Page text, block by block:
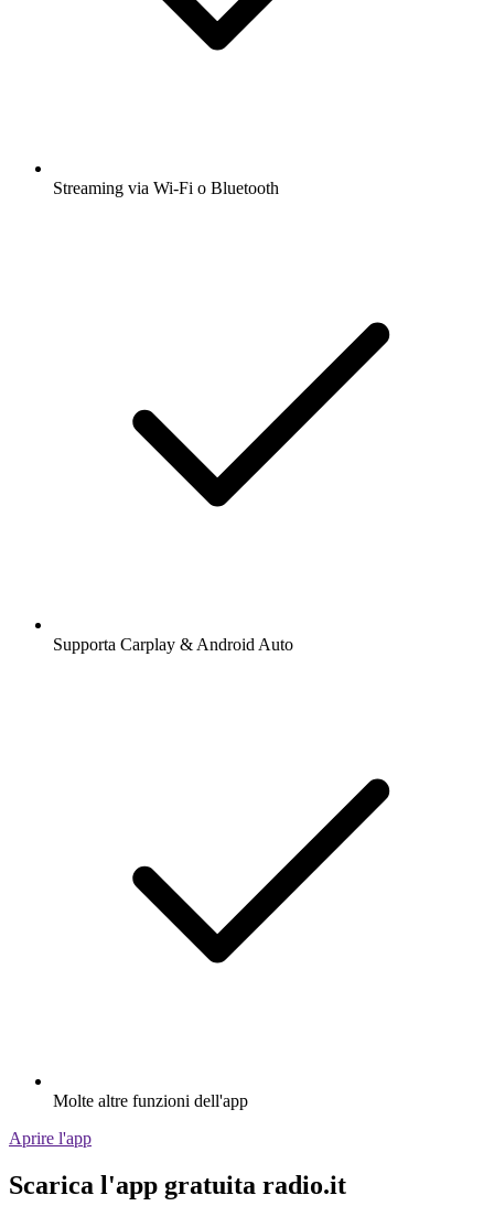
Streaming via Wi-Fi o Bluetooth
Supporta Carplay & Android Auto
Molte altre funzioni dell'app
Aprire l'app
Scarica l'app gratuita radio.it